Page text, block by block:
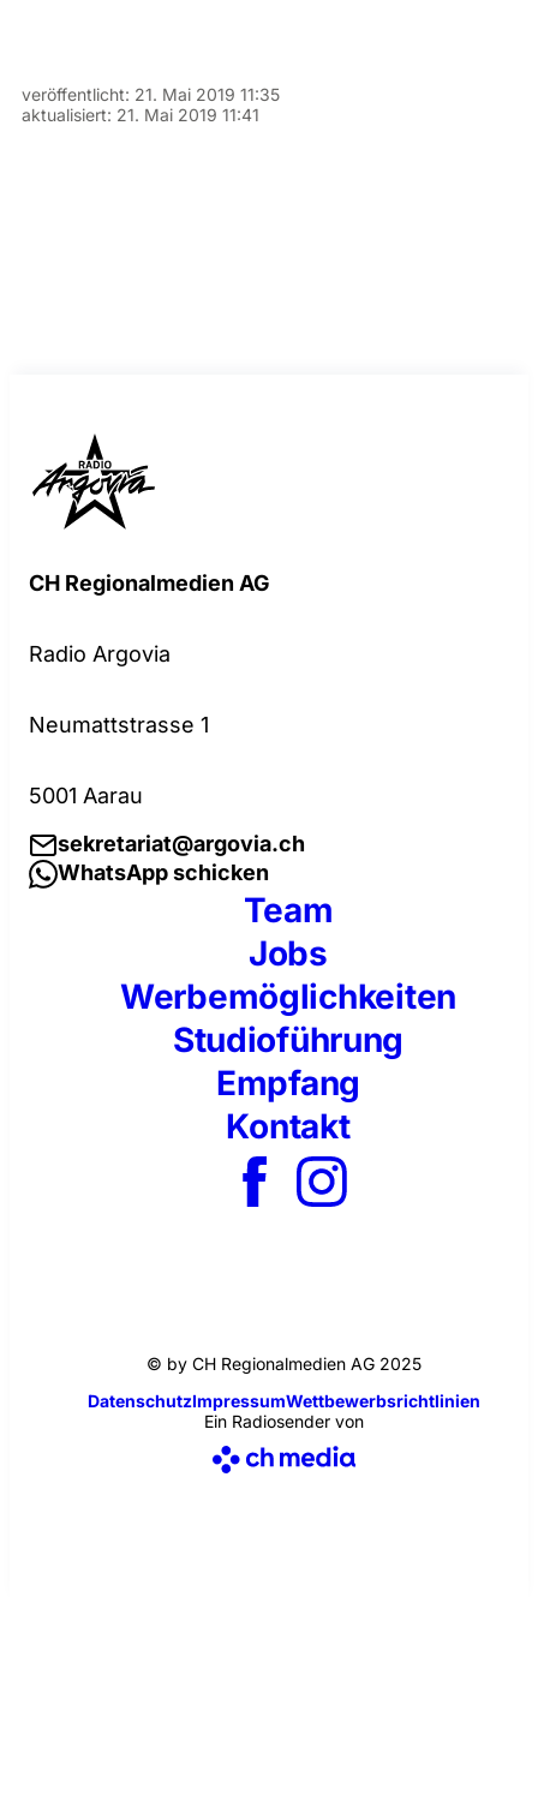
veröffentlicht: 21. Mai 2019 11:35
aktualisiert: 21. Mai 2019 11:41
CH Regionalmedien AG
Radio Argovia
Neumattstrasse 1
5001 Aarau
sekretariat@argovia.ch
WhatsApp schicken
Team
Jobs
Werbemöglichkeiten
Studioführung
Empfang
Kontakt
© by CH Regionalmedien AG 2025
DatenschutzImpressumWettbewerbsrichtlinien
Ein Radiosender von